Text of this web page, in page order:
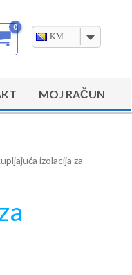
KM
MOJ RAČUN
izolacija za